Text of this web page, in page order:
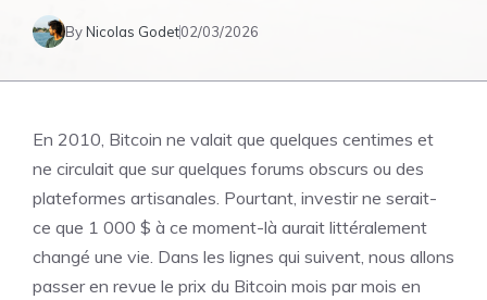
ByNicolas Godet02/03/2026
En 2010, Bitcoin ne valait que quelques centimes et
ne circulait que sur quelques forums obscurs ou des
plateformes artisanales. Pourtant, investir ne serait-
ce que 1 000 $ à ce moment-là aurait littéralement
changé une vie. Dans les lignes qui suivent, nous allons
passer en revue le prix du Bitcoin mois par mois en